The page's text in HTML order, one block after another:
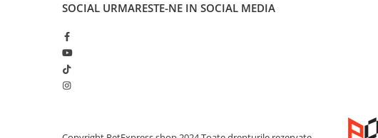
SOCIAL URMARESTE-NE IN SOCIAL MEDIA